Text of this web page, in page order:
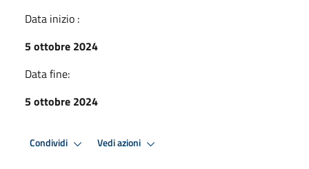
Data inizio :
5 ottobre 2024
Data fine:
5 ottobre 2024
Condividi Vedi azioni